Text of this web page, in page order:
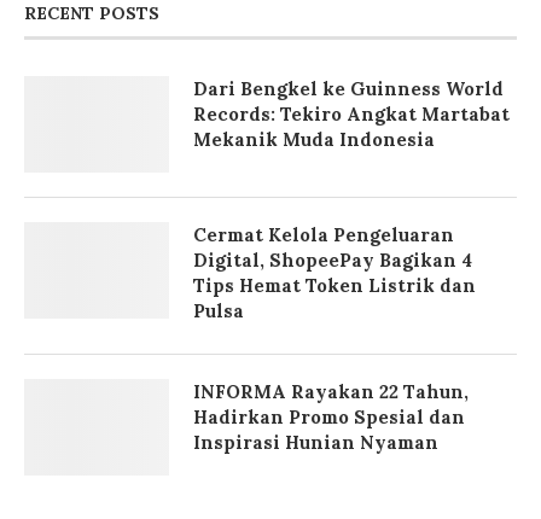
RECENT POSTS
Dari Bengkel ke Guinness World
Records: Tekiro Angkat Martabat
Mekanik Muda Indonesia
Cermat Kelola Pengeluaran
Digital, ShopeePay Bagikan 4
Tips Hemat Token Listrik dan
Pulsa
INFORMA Rayakan 22 Tahun,
Hadirkan Promo Spesial dan
Inspirasi Hunian Nyaman